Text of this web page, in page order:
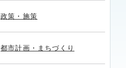
政策・施策
都市計画・まちづくり